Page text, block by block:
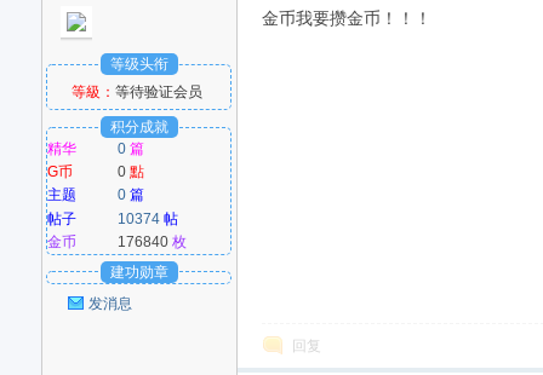
等级头衔
等級：等待验证会员
积分成就
精华
0 篇
G币
0點
主题
0 篇
帖子
10374 帖
金币
176840枚
建功勋章
发消息
金币我要攒金币！！！
回复